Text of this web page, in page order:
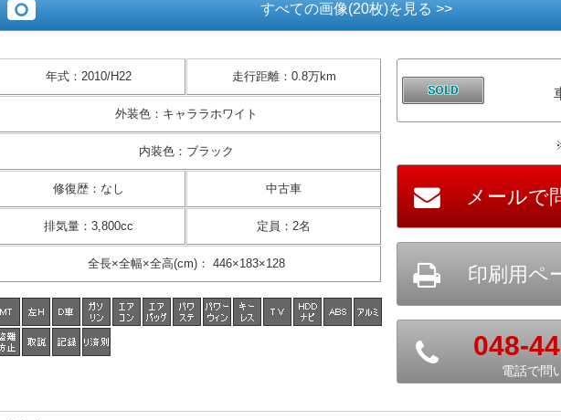
すべての画像(20枚)を見る >>
年式： 2010/H22 走行距離： 0.8万km
外装色： キャララホワイト
内装色： ブラック
修復歴： なし 中古車
排気量： 3,800cc 定員 ： 2名
全長×全幅×全高(cm)： 446×183×128
048-
電話で問